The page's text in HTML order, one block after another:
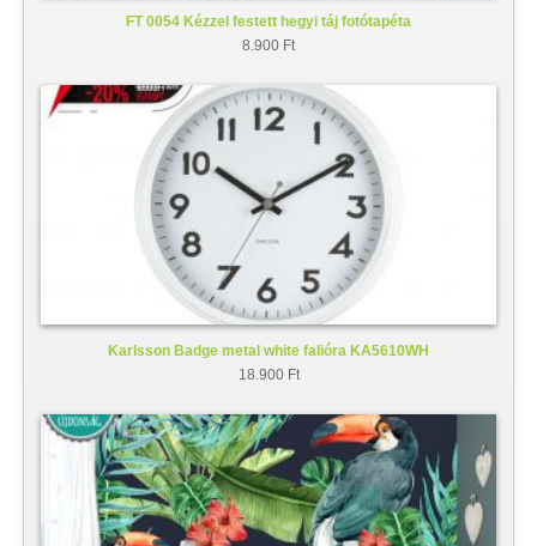
FT 0054 Kézzel festett hegyi táj fotótapéta
8.900 Ft
Karlsson Badge metal white falióra KA5610WH
18.900 Ft